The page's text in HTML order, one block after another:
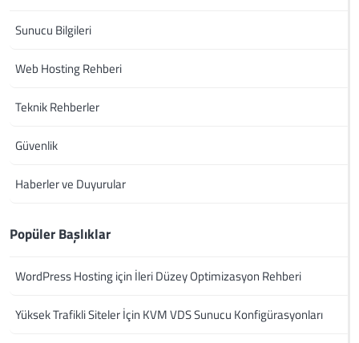
Sunucu Bilgileri
Web Hosting Rehberi
Teknik Rehberler
Güvenlik
Haberler ve Duyurular
Popüler Başlıklar
WordPress Hosting için İleri Düzey Optimizasyon Rehberi
Yüksek Trafikli Siteler İçin KVM VDS Sunucu Konfigürasyonları